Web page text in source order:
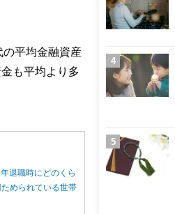
の平均金融資産
も平均より多
退職時にどのくら
められている世帯